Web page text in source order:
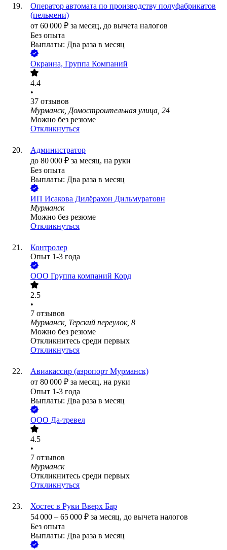
Оператор автомата по производству полуфабрикатов
(пельмени)
от 60 000 ₽ за месяц, до вычета налогов
Без опыта
Выплаты: Два раза в месяц
Окраина, Группа Компаний
4.4
•
37 отзывов
Мурманск, Домостроительная улица, 24
Можно без резюме
Откликнуться
Администратор
до 80 000 ₽ за месяц, на руки
Без опыта
Выплаты: Два раза в месяц
ИП Исакова Дилёрахон Дильмуратовн
Мурманск
Можно без резюме
Откликнуться
Контролер
Опыт 1-3 года
ООО Группа компаний Корд
2.5
•
7 отзывов
Мурманск, Терский переулок, 8
Можно без резюме
Откликнитесь среди первых
Откликнуться
Авиакассир (аэропорт Мурманск)
от 80 000 ₽ за месяц, на руки
Опыт 1-3 года
Выплаты: Два раза в месяц
ООО Да-тревел
4.5
•
7 отзывов
Мурманск
Откликнитесь среди первых
Откликнуться
Хостес в Руки Вверх Бар
54 000 – 65 000 ₽ за месяц, до вычета налогов
Без опыта
Выплаты: Два раза в месяц